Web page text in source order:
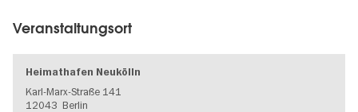
Veranstaltungsort
Heimathafen Neukölln
Karl-Marx-Straße 141
12043 Berlin